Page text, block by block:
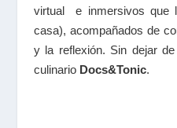
virtual e inmersivos que
casa), acompañados de
y la reflexión. Sin dejar
culinario Docs&Tonic.